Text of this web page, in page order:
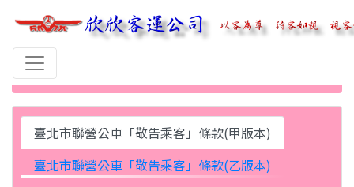
首頁
臺北市聯營公車「敬告乘客」條款(甲版本)
臺北市聯營公車「敬告乘客」條款(乙版本)